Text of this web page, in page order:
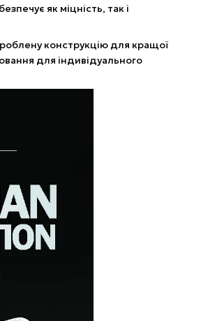
як міцність, так і
конструкцію для кращої
для індивідуального